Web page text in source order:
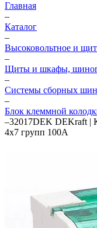
Главная
–
Каталог
–
Высоковольтное и
–
Щиты и шкафы,
–
Системы сборных шин
–
Блок клеммной
–32017DEK DEKraft |
4х7 групп 100А